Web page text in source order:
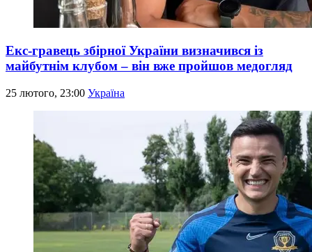
Екс-гравець збірної України визначився із
майбутнім клубом – він вже пройшов медогляд
25 лютого, 23:00 Україна